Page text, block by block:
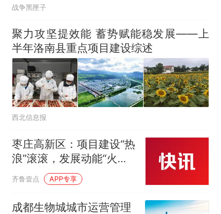
战争黑匣子
聚力攻坚提效能 蓄势赋能稳发展——上
半年洛南县重点项目建设综述
西北信息报
枣庄高新区：项目建设“热
浪”滚滚，发展动能“火力”
全开
齐鲁壹点 APP专享
成都生物城城市运营管理